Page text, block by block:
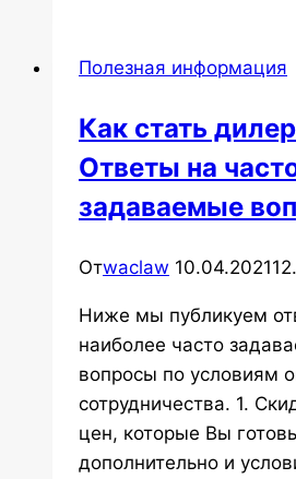
Полезная информация
Как стать
Ответы на
задаваемые
Отwaclaw 10.04.2021
Ниже мы публикуем
наиболее часто
вопросы по условиям
сотрудничества. 1.
цен, которые Вы
дополнительно и